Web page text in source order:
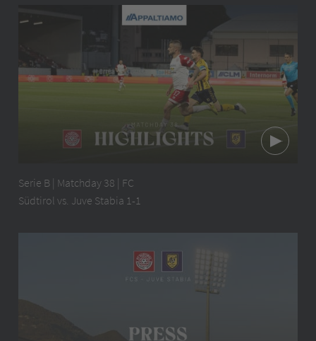
Serie B | Matchday 38 | FC
Südtirol vs. Juve Stabia 1-1